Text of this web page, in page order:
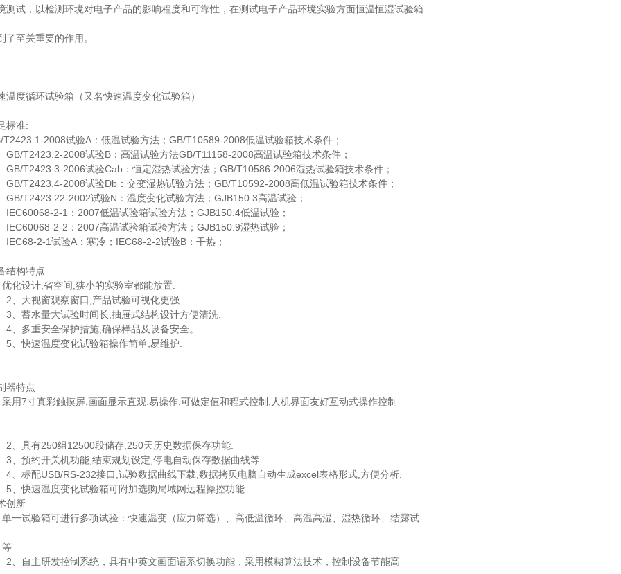
测试，以检测环境对电子产品的影响程度和可靠性，在测试电子产品环境实验方面恒温恒湿试验箱
了至关重要的作用。
温度循环试验箱（又名快速温度变化试验箱）
标准:
T2423.1-2008试验A：低温试验方法；GB/T10589-2008低温试验箱技术条件；
T2423.2-2008试验B：高温试验方法GB/T11158-2008高温试验箱技术条件；
T2423.3-2006试验Cab：恒定湿热试验方法；GB/T10586-2006湿热试验箱技术条件；
T2423.4-2008试验Db：交变湿热试验方法；GB/T10592-2008高低温试验箱技术条件；
T2423.22-2002试验N：温度变化试验方法；GJB150.3高温试验；
2-1：2007低温试验箱试验方法；GJB150.4低温试验；
2-2：2007高温试验箱试验方法；GJB150.9湿热试验；
2-1试验A：寒冷；IEC68-2-2试验B：干热；
结构特点
化设计,省空间,狭小的实验室都能放置.
大视窗观察窗口,产品试验可视化更强.
蓄水量大试验时间长,抽屉式结构设计方便清洗.
多重安全保护措施,确保样品及设备安全。
快速温度变化试验箱操作简单,易维护.
器特点
用7寸真彩触摸屏,画面显示直观.易操作,可做定值和程式控制,人机界面友好互动式操作控制
具有250组12500段储存,250天历史数据保存功能.
预约开关机功能,结束规划设定,停电自动保存数据曲线等.
标配USB/RS-232接口,试验数据曲线下载,数据拷贝电脑自动生成excel表格形式,方便分析.
快速温度变化试验箱可附加选购局域网远程操控功能.
创新
单一试验箱可进行多项试验：快速温变（应力筛选）、高低温循环、高温高湿、湿热循环、结露试
.
自主研发控制系统，具有中英文画面语系切换功能，采用模糊算法技术，控制设备节能高